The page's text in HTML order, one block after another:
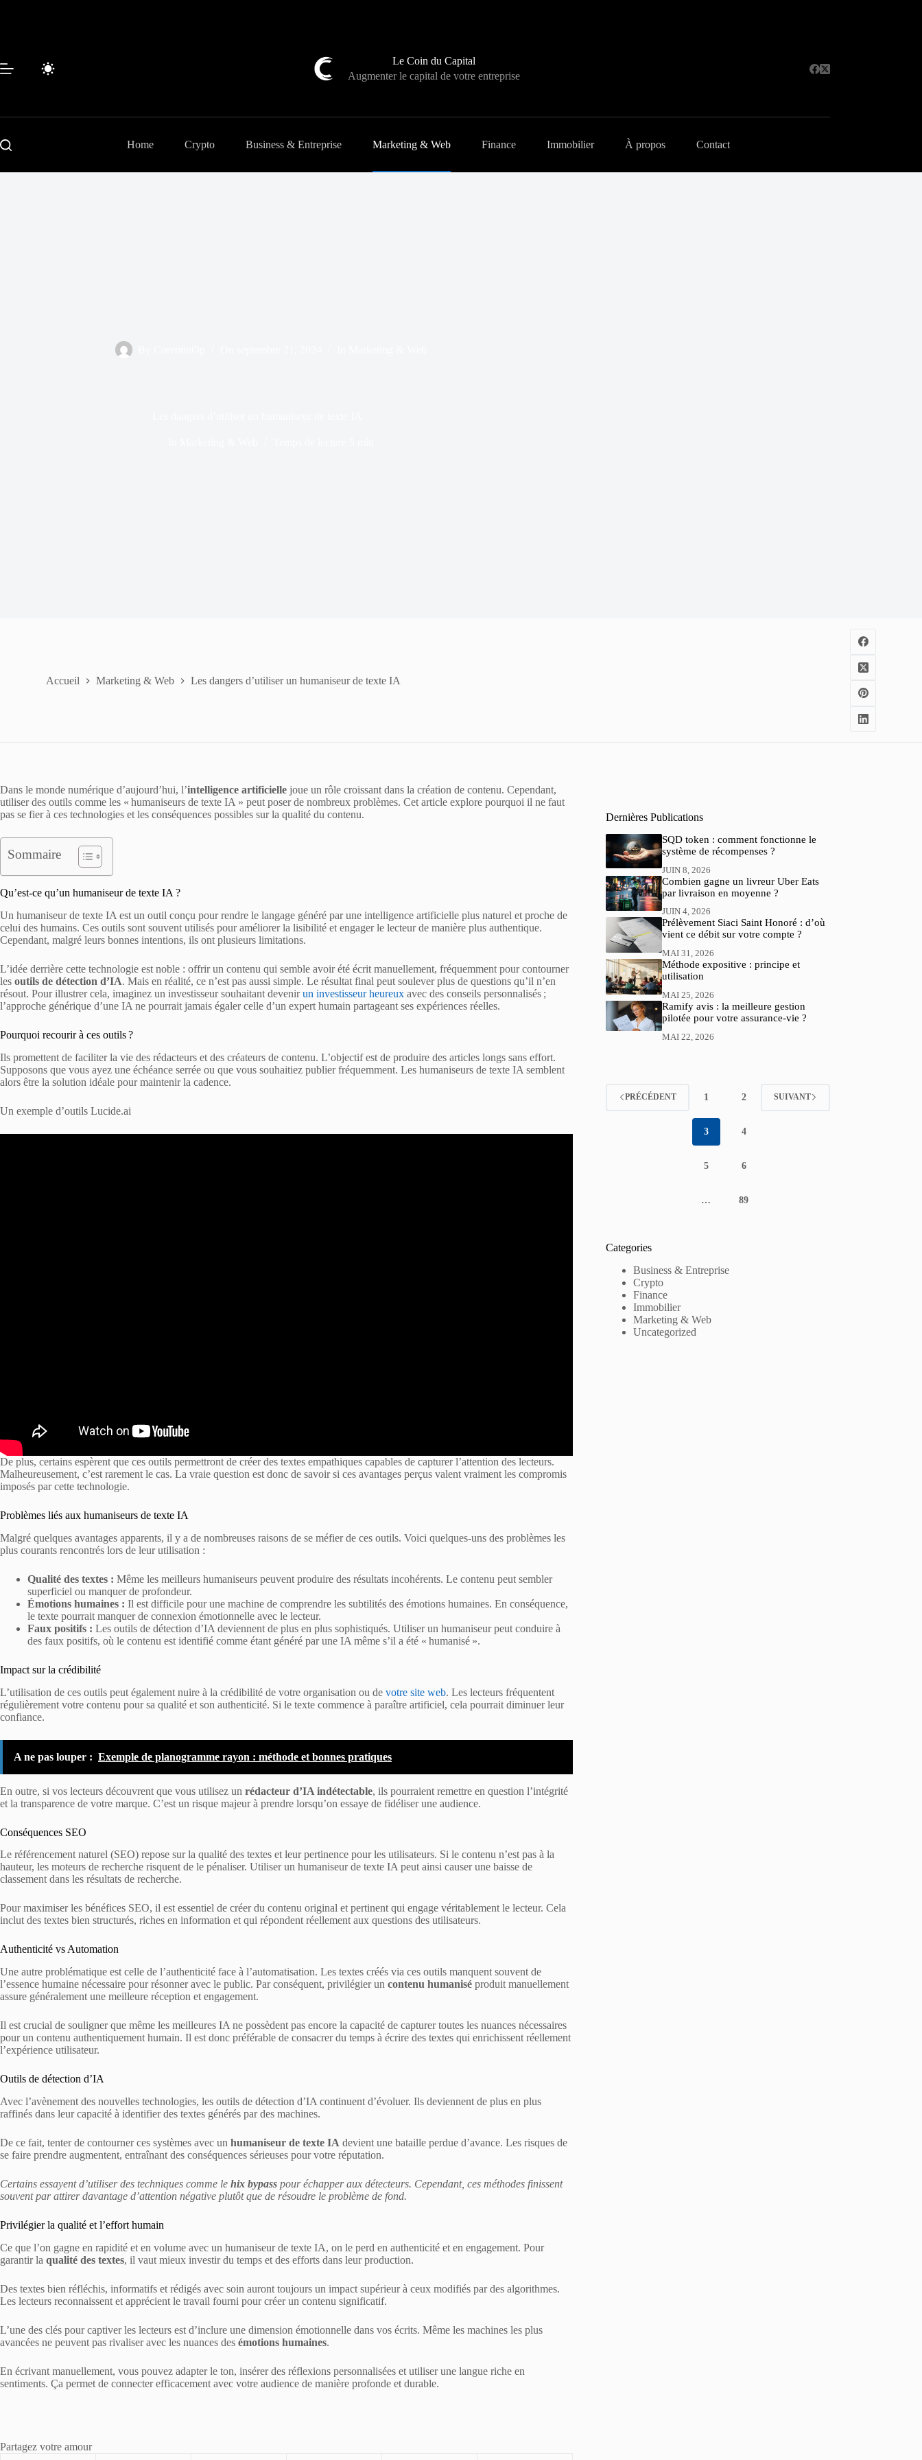
Le Coin du Capital
Augmenter le capital de votre entreprise
Home Crypto Business & Entreprise Marketing & Web Finance Immobilier À propos Contact
Accueil Marketing & Web Les dangers d’utiliser un humaniseur de texte IA
Dans le monde numérique d’aujourd’hui, l’intelligence artificielle joue un rôle croissant dans la création de contenu. Cependant,
utiliser des outils comme les « humaniseurs de texte IA » peut poser de nombreux problèmes. Cet article explore pourquoi il ne faut
pas se fier à ces technologies et les conséquences possibles sur la qualité du contenu.
Sommaire
Qu’est-ce qu’un humaniseur de texte IA ?
Un humaniseur de texte IA est un outil conçu pour rendre le langage généré par une intelligence artificielle plus naturel et proche de
celui des humains. Ces outils sont souvent utilisés pour améliorer la lisibilité et engager le lecteur de manière plus authentique.
Cependant, malgré leurs bonnes intentions, ils ont plusieurs limitations.
L’idée derrière cette technologie est noble : offrir un contenu qui semble avoir été écrit manuellement, fréquemment pour contourner
les outils de détection d’IA. Mais en réalité, ce n’est pas aussi simple. Le résultat final peut soulever plus de questions qu’il n’en
résout. Pour illustrer cela, imaginez un investisseur souhaitant devenirun investisseur heureux avec des conseils personnalisés ;
l’approche générique d’une IA ne pourrait jamais égaler celle d’un expert humain partageant ses expériences réelles.
Pourquoi recourir à ces outils ?
Ils promettent de faciliter la vie des rédacteurs et des créateurs de contenu. L’objectif est de produire des articles longs sans effort.
Supposons que vous ayez une échéance serrée ou que vous souhaitiez publier fréquemment. Les humaniseurs de texte IA semblent
alors être la solution idéale pour maintenir la cadence.
Un exemple d’outils Lucide.ai
De plus, certains espèrent que ces outils permettront de créer des textes empathiques capables de capturer l’attention des lecteurs.
Malheureusement, c’est rarement le cas. La vraie question est donc de savoir si ces avantages perçus valent vraiment les compromis
imposés par cette technologie.
Problèmes liés aux humaniseurs de texte IA
Malgré quelques avantages apparents, il y a de nombreuses raisons de se méfier de ces outils. Voici quelques-uns des problèmes les
plus courants rencontrés lors de leur utilisation :
Qualité des textes : Même les meilleurs humaniseurs peuvent produire des résultats incohérents. Le contenu peut sembler
superficiel ou manquer de profondeur.
Émotions humaines : Il est difficile pour une machine de comprendre les subtilités des émotions humaines. En conséquence,
le texte pourrait manquer de connexion émotionnelle avec le lecteur.
Faux positifs : Les outils de détection d’IA deviennent de plus en plus sophistiqués. Utiliser un humaniseur peut conduire à
des faux positifs, où le contenu est identifié comme étant généré par une IA même s’il a été « humanisé ».
Impact sur la crédibilité
L’utilisation de ces outils peut également nuire à la crédibilité de votre organisation ou de votre site web. Les lecteurs fréquentent
régulièrement votre contenu pour sa qualité et son authenticité. Si le texte commence à paraître artificiel, cela pourrait diminuer leur
confiance.
A ne pas louper : Exemple de planogramme rayon : méthode et bonnes pratiques
En outre, si vos lecteurs découvrent que vous utilisez un rédacteur d’IA indétectable, ils pourraient remettre en question l’intégrité
et la transparence de votre marque. C’est un risque majeur à prendre lorsqu’on essaye de fidéliser une audience.
Conséquences SEO
Le référencement naturel (SEO) repose sur la qualité des textes et leur pertinence pour les utilisateurs. Si le contenu n’est pas à la
hauteur, les moteurs de recherche risquent de le pénaliser. Utiliser un humaniseur de texte IA peut ainsi causer une baisse de
classement dans les résultats de recherche.
Pour maximiser les bénéfices SEO, il est essentiel de créer du contenu original et pertinent qui engage véritablement le lecteur. Cela
inclut des textes bien structurés, riches en information et qui répondent réellement aux questions des utilisateurs.
Authenticité vs Automation
Une autre problématique est celle de l’authenticité face à l’automatisation. Les textes créés via ces outils manquent souvent de
l’essence humaine nécessaire pour résonner avec le public. Par conséquent, privilégier un contenu humanisé produit manuellement
assure généralement une meilleure réception et engagement.
Il est crucial de souligner que même les meilleures IA ne possèdent pas encore la capacité de capturer toutes les nuances nécessaires
pour un contenu authentiquement humain. Il est donc préférable de consacrer du temps à écrire des textes qui enrichissent réellement
l’expérience utilisateur.
Outils de détection d’IA
Avec l’avènement des nouvelles technologies, les outils de détection d’IA continuent d’évoluer. Ils deviennent de plus en plus
raffinés dans leur capacité à identifier des textes générés par des machines.
De ce fait, tenter de contourner ces systèmes avec un humaniseur de texte IA devient une bataille perdue d’avance. Les risques de
se faire prendre augmentent, entraînant des conséquences sérieuses pour votre réputation.
Certains essayent d’utiliser des techniques comme le hix bypass pour échapper aux détecteurs. Cependant, ces méthodes finissent
souvent par attirer davantage d’attention négative plutôt que de résoudre le problème de fond.
Privilégier la qualité et l’effort humain
Ce que l’on gagne en rapidité et en volume avec un humaniseur de texte IA, on le perd en authenticité et en engagement. Pour
garantir la qualité des textes, il vaut mieux investir du temps et des efforts dans leur production.
Des textes bien réfléchis, informatifs et rédigés avec soin auront toujours un impact supérieur à ceux modifiés par des algorithmes.
Les lecteurs reconnaissent et apprécient le travail fourni pour créer un contenu significatif.
L’une des clés pour captiver les lecteurs est d’inclure une dimension émotionnelle dans vos écrits. Même les machines les plus
avancées ne peuvent pas rivaliser avec les nuances des émotions humaines.
En écrivant manuellement, vous pouvez adapter le ton, insérer des réflexions personnalisées et utiliser une langue riche en
sentiments. Ça permet de connecter efficacement avec votre audience de manière profonde et durable.
Partagez votre amour
Dernières Publications
SQD token : comment fonctionne le
système de récompenses ?
JUIN 8, 2026
Combien gagne un livreur Uber Eats
par livraison en moyenne ?
JUIN 4, 2026
Prélèvement Siaci Saint Honoré : d’où
vient ce débit sur votre compte ?
MAI 31, 2026
Méthode expositive : principe et
utilisation
MAI 25, 2026
Ramify avis : la meilleure gestion
pilotée pour votre assurance-vie ?
MAI 22, 2026
PRÉCÉDENT 1 2
3 4
5 6
… 89
SUIVANT
Categories
Business & Entreprise
Crypto
Finance
Immobilier
Marketing & Web
Uncategorized